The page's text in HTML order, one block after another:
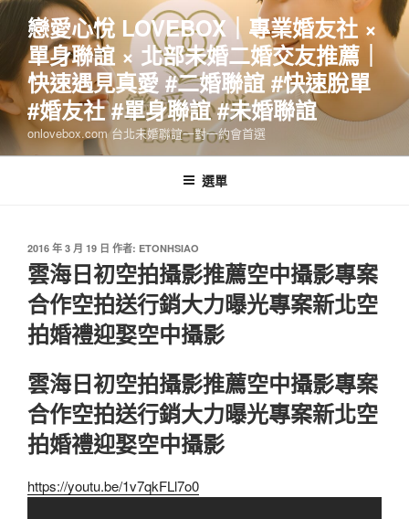
跳
主
要
內
容
戀愛心悅 LOVEBOX｜專業婚友社 ×
單身聯誼 × 北部未婚二婚交友推薦｜
快速遇見真愛 #二婚聯誼 #快速脫單
#婚友社 #單身聯誼 #未婚聯誼
onlovebox.com 台北未婚聯誼一對一約會首選
選單
發
佈
於
2016 年 3 月 19 日 作者: ETONHSIAO
雲海日初空拍攝影推薦空中攝影專案
合作空拍送行銷大力曝光專案新北空
拍婚禮迎娶空中攝影
雲海日初空拍攝影推薦空中攝影專案
合作空拍送行銷大力曝光專案新北空
拍婚禮迎娶空中攝影
https://youtu.be/1v7qkFLl7o0